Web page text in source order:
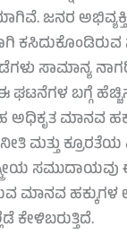
ಜನರ ಅಭಿವ್ಯಕ್ತಿ
ಸಾಮಾನ್ಯ
ಬಗ್ಗೆ
ಅಧಿಕೃತ ಮಾನವ
ಕ್ರೂರತೆಯ
ಮಾನವ ಹಕ್ಕುಗಳ
ಕೇಳಿಬರುತ್ತಿದೆ.